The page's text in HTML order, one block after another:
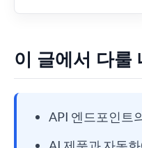
이 글에서 다룰
API 엔드포인트